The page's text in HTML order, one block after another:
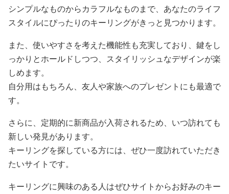
シンプルなものからカラフルなものまで、あなたのライフ
スタイルにぴったりのキーリングがきっと見つかります。
また、使いやすさを考えた機能性も充実しており、鍵をし
っかりとホールドしつつ、スタイリッシュなデザインが楽
しめます。
自分用はもちろん、友人や家族へのプレゼントにも最適で
す。
さらに、定期的に新商品が入荷されるため、いつ訪れても
新しい発見があります。
キーリングを探している方には、ぜひ一度訪れていただき
たいサイトです。
キーリングに興味のある人はぜひサイトからお好みのキー